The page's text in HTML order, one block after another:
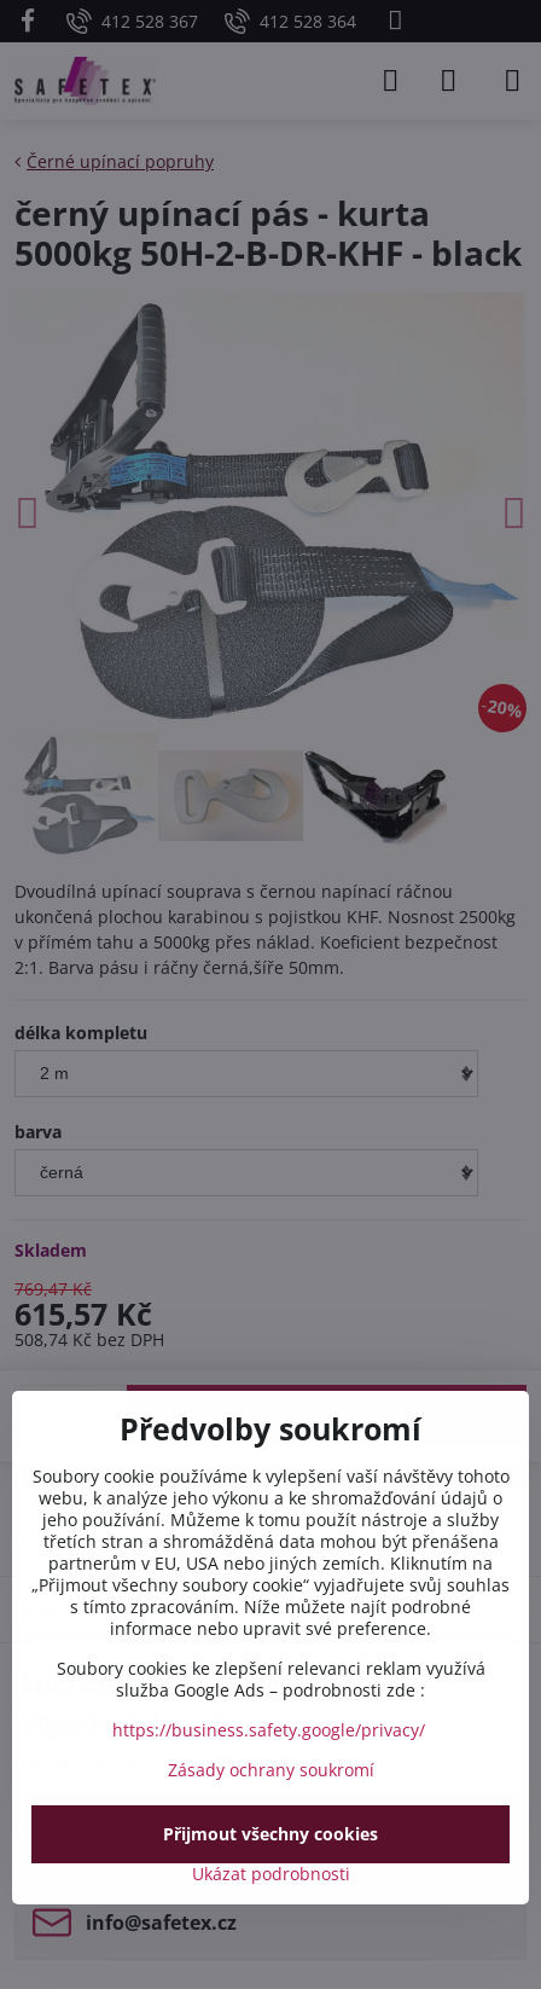
412 528 367 412 528 364
20%
Černé upínací popruhy
černý upínací pás - kurta
5000kg 50H-2-B-DR-KHF - black
Dvoudílná upínací souprava s černou napínací ráčnou
ukončená plochou karabinou s pojistkou KHF. Nosnost 2500kg
v přímém tahu a 5000kg přes náklad. Koeficient bezpečnost
2:1. Barva pásu i ráčny černá,šíře 50mm.
délka kompletu
barva
Skladem
769,47 Kč
615,57 Kč
508,74 Kč bez DPH
Do košíku
Doručení
Výrobce:Safetex
Diskuse 0
Potřebujete poradit s
objednávkou?
Kontaktujte nás PO-PÁ 8:00 - 16:00:
+420 412 528 367
+420 602 284 314
info​@safetex​.cz
Předvolby soukromí
Soubory cookie používáme k vylepšení vaší návštěvy tohoto
webu, k analýze jeho výkonu a ke shromažďování údajů o
jeho používání. Můžeme k tomu použít nástroje a služby
třetích stran a shromážděná data mohou být přenášena
partnerům v EU, USA nebo jiných zemích. Kliknutím na
„Přijmout všechny soubory cookie“ vyjadřujete svůj souhlas
s tímto zpracováním. Níže můžete najít podrobné
informace nebo upravit své preference.
Soubory cookies ke zlepšení relevanci reklam využívá
služba Google Ads – podrobnosti zde :
https://business.safety.google/privacy/
Zásady ochrany soukromí
Ukázat podrobnosti
Přijmout všechny cookies